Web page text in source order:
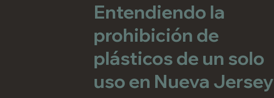
Entendiendo la
prohibición de
plásticos de un solo
uso en Nueva Jersey